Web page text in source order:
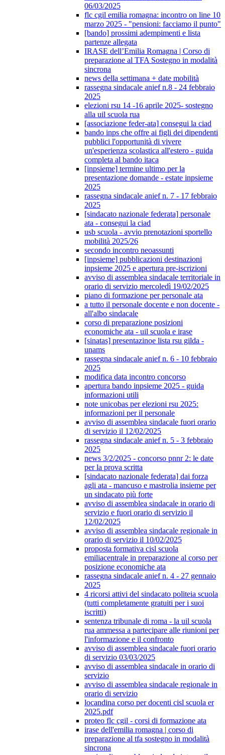
06/03/2025
flc cgil emilia romagna: incontro on line 10
marzo 2025 - "pensioni: facciamo il punto"
[bando] prossimi adempimenti e lista
partenze allegata
IRASE dell’Emilia Romagna | Corso di
preparazione al TFA Sostegno in modalità
sincrona
news della settimana + date mobilità
rassegna sindacale anief n.8 - 24 febbraio
2025
elezioni rsu 14 -16 aprile 2025- sostegno
alla uil scuola rua
[associazione feder-ata] consegui la ciad
bando inps che offre ai figli dei dipendenti
pubblici l'opportunità di vivere
un'esperienza scolastica all'estero - guida
completa al bando itaca
[inpsieme] termine ultimo per la
presentazione domande - estate inpsieme
2025
rassegna sindacale anief n. 7 - 17 febbraio
2025
[sindacato nazionale federata] personale
ata - consegui la ciad
usb scuola - avvio prenotazioni sportello
mobilità 2025/26
secondo incontro neoassunti
[inpsieme] pubblicazioni destinazioni
inpsieme 2025 e apertura pre-iscrizioni
avviso di assemblea sindacale territoriale in
orario di servizio mercoledì 19/02/2025
piano di formazione per personale ata
a tutto il personale docente e non docente -
all'albo sindacale
corso di preparazione posizioni
economiche ata - uil scuola e irase
[sinatas] presentazinoe lista rsu gilda -
unams
rassegna sindacale anief n. 6 - 10 febbraio
2025
modifica data incontro concorso
apertura bando inpsieme 2025 - guida
informazioni utili
note unicobas per elezioni rsu 2025:
informazioni per il personale
avviso di assemblea sindacale fuori orario
di servizio il 12/02/2025
rassegna sindacale anief n. 5 - 3 febbraio
2025
news 3/2/2025 - concorso pnnr 2: le date
per la prova scritta
[sindacato nazionale federata] dai forza
agli ata - mancuso e mastrolia insieme per
un sindacato più forte
avviso di assemblea sindacale in orario di
servizio e fuori orario di servizio il
12/02/2025
avviso di assemblea sindacale regionale in
orario di servizio il 10/02/2025
proposta formativa cisl scuola
emiliacentrale in preparazione al corso per
posizione economiche ata
rassegna sindacale anief n. 4 - 27 gennaio
2025
4 ricorsi attivi del sindacato politeia scuola
(tutti completamente gratuiti per i suoi
iscritti)
sentenza tribunale di roma - la uil scuola
rua ammessa a partecipare alle riunioni per
l'informazione e il confronto
avviso di assemblea sindacale fuori orario
di servizio 03/03/2025
avviso di assemblea sindacale in orario di
servizio
avviso di assemblea sindacale regionale in
orario di servizio
locandina corso per docenti cisl scuola er
2025.pdf
proteo flc cgil - corsi di formazione ata
irase dell'emilia romagna | corso di
preparazione al tfa sostegno in modalità
sincrona